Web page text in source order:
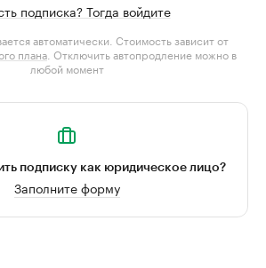
подписка? Тогда войдите
автоматически. Стоимость зависит от
плана . Отключить автопродление можно в
любой момент
подписку как юридическое лицо?
Заполните форму